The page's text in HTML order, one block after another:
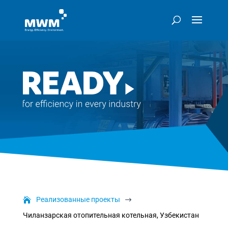
Реализованные проекты $
Чиланзарская отопительная котельная, Узбекистан